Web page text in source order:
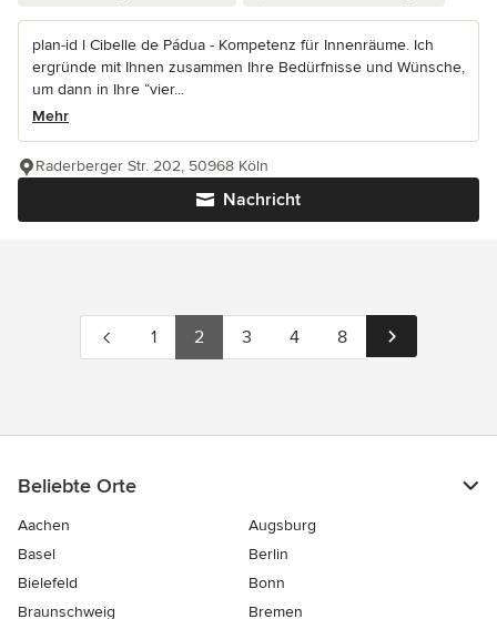
plan-id l Cibelle de Pádua - Kompetenz für Innenräume. Ich
ergründe mit Ihnen zusammen Ihre Bedürfnisse und Wünsche,
um dann in Ihre “vier...
Mehr
Nachricht
Raderberger Str. 202, 50968 Köln
1 2 3 4 8
Beliebte Orte
Aachen
Augsburg
Basel
Berlin
Bielefeld
Bonn
Braunschweig
Bremen